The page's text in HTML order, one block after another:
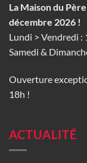
La Maison du
décembre 2026 !
Lundi > Vendredi :
Samedi &
Ouverture
18h !
ACTUALITÉ